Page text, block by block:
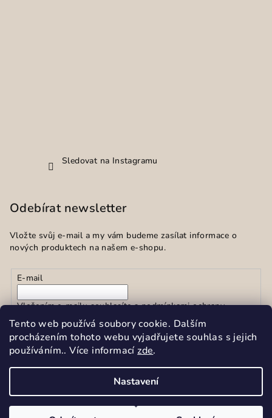
Tento web používá soubory cookie. Dalším
procházením tohoto webu vyjadřujete souhlas s jejich
používáním.. Více informacízde.
Nastavení
Sledovat na Instagramu
Odebírat newsletter
Vložte svůj e-mail a my vám budeme zasílat informace o
nových produktech na našem e-shopu.
E-mail
Vložením e-mailu souhlasíte spodmínkami ochrany
osobních údajů
Přihlásit se
Upravit nastavení cookies